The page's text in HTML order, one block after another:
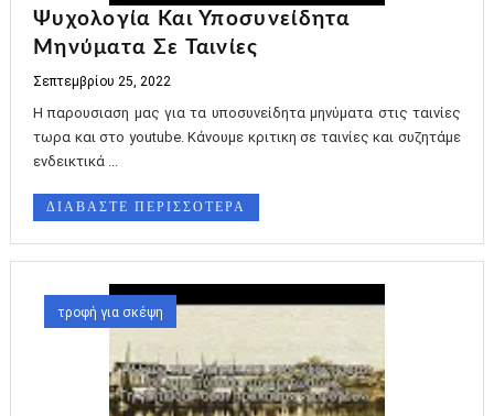
Ψυχολογία Και Υποσυνείδητα
Μηνύματα Σε Ταινίες
Σεπτεμβρίου 25, 2022
Η παρουσιαση μας για τα υποσυνείδητα μηνύματα στις ταινίες
τωρα και στο youtube. Κάνουμε κριτικη σε ταινίες και συζητάμε
ενδεικτικά ...
ΔΙΑΒΑΣΤΕ ΠΕΡΙΣΣΟΤΕΡΑ
τροφή για σκέψη